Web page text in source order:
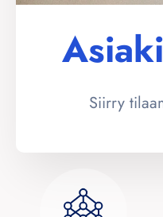
Siirry